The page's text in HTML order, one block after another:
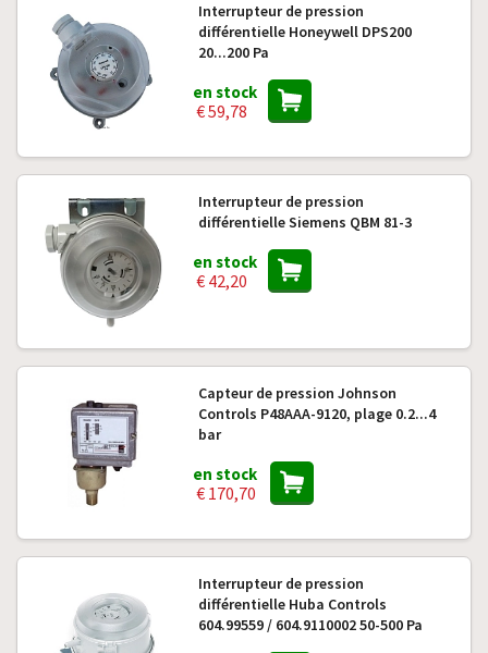
Interrupteur de pression
différentielle Honeywell DPS200
20...200 Pa
en stock
€ 59,78
Interrupteur de pression
différentielle Siemens QBM 81-3
en stock
€ 42,20
Capteur de pression Johnson
Controls P48AAA-9120, plage 0.2...4
bar
en stock
€ 170,70
Interrupteur de pression
différentielle Huba Controls
604.99559 / 604.9110002 50-500 Pa